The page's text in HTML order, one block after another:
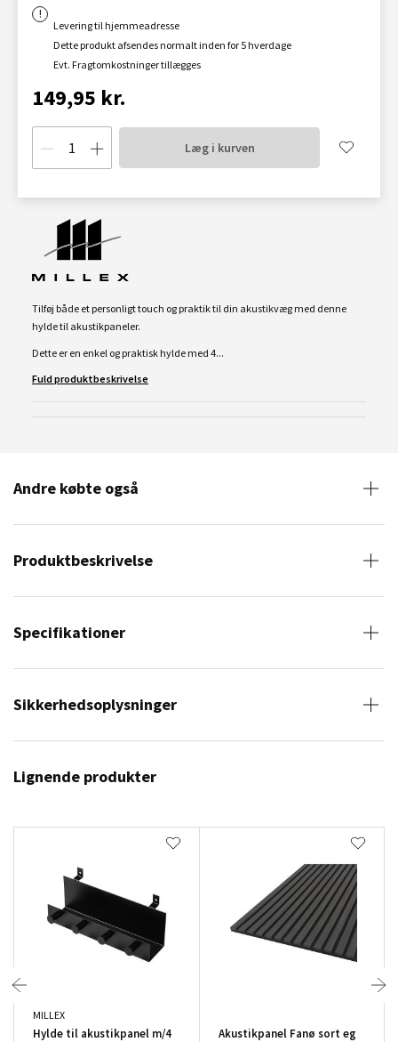
Levering til hjemmeadresse
Dette produkt afsendes normalt inden for 5 hverdage
Evt. Fragtomkostninger tillægges
149,95 kr.
Læg i kurven
Tilføj både et personligt touch og praktik til din akustikvæg med denne
hylde til akustikpaneler.
Dette er en enkel og praktisk hylde med 4...
Fuld produktbeskrivelse
Andre købte også
Produktbeskrivelse
Specifikationer
Sikkerhedsoplysninger
Lignende produkter
MILLEX
Hylde til akustikpanel m/4
Akustikpanel Fanø sort eg